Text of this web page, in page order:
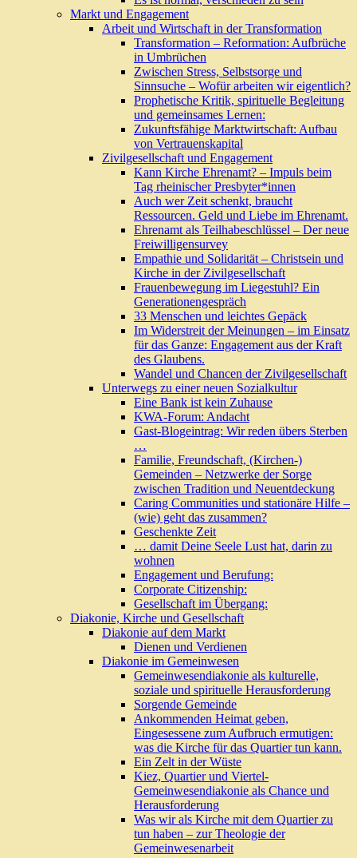
Markt und Engagement
Arbeit und Wirtschaft in der Transformation
Transformation – Reformation: Aufbrüche
in Umbrüchen
Zwischen Stress, Selbstsorge und
Sinnsuche – Wofür arbeiten wir eigentlich?
Prophetische Kritik, spirituelle Begleitung
und gemeinsames Lernen:
Zukunftsfähige Marktwirtschaft: Aufbau
von Vertrauenskapital
Zivilgesellschaft und Engagement
Kann Kirche Ehrenamt? – Impuls beim
Tag rheinischer Presbyter*innen
Auch wer Zeit schenkt, braucht
Ressourcen. Geld und Liebe im Ehrenamt.
Ehrenamt als Teilhabeschlüssel – Der neue
Freiwilligensurvey
Empathie und Solidarität – Christsein und
Kirche in der Zivilgesellschaft
Frauenbewegung im Liegestuhl? Ein
Generationengespräch
33 Menschen und leichtes Gepäck
Im Widerstreit der Meinungen – im Einsatz
für das Ganze: Engagement aus der Kraft
des Glaubens.
Wandel und Chancen der Zivilgesellschaft
Unterwegs zu einer neuen Sozialkultur
Eine Bank ist kein Zuhause
KWA-Forum: Andacht
Gast-Blogeintrag: Wir reden übers Sterben
…
Familie, Freundschaft, (Kirchen-)
Gemeinden – Netzwerke der Sorge
zwischen Tradition und Neuentdeckung
Caring Communities und stationäre Hilfe –
(wie) geht das zusammen?
Geschenkte Zeit
… damit Deine Seele Lust hat, darin zu
wohnen
Engagement und Berufung:
Corporate Citizenship:
Gesellschaft im Übergang:
Diakonie, Kirche und Gesellschaft
Diakonie auf dem Markt
Dienen und Verdienen
Diakonie im Gemeinwesen
Gemeinwesendiakonie als kulturelle,
soziale und spirituelle Herausforderung
Sorgende Gemeinde
Ankommenden Heimat geben,
Eingesessene zum Aufbruch ermutigen:
was die Kirche für das Quartier tun kann.
Ein Zelt in der Wüste
Kiez, Quartier und Viertel-
Gemeinwesendiakonie als Chance und
Herausforderung
Was wir als Kirche mit dem Quartier zu
tun haben – zur Theologie der
Gemeinwesenarbeit